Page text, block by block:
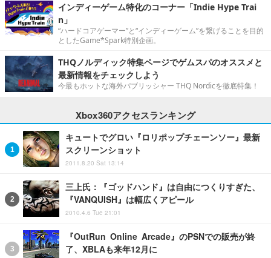
インディーゲーム特化のコーナー「Indie Hype Trai
n」
“ハードコアゲーマー”と“インディーゲーム”を繋げることを目的
としたGame*Spark特別企画。
THQノルディック特集ページでゲムスパのオススメと
最新情報をチェックしよう
今最もホットな海外パブリッシャー THQ Nordicを徹底特集！
Xbox360アクセスランキング
キュートでグロい『ロリポップチェーンソー』最新
スクリーンショット
2011.8.20 Sat 13:14
三上氏：『ゴッドハンド』は自由につくりすぎた、
『VANQUISH』は幅広くアピール
2010.4.6 Tue 21:01
『OutRun Online Arcade』のPSNでの販売が終
了、XBLAも来年12月に